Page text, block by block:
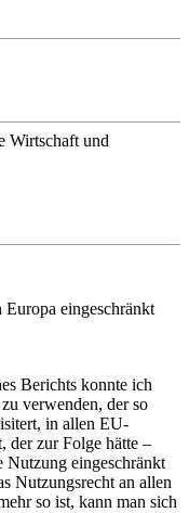
Wirtschaft und
eingeschränkt
Berichts konnte ich
verwenden, der so
in allen EU-
der zur Folge hätte –
Nutzung eingeschränkt
Nutzungsrecht an allen
so ist, kann man sich